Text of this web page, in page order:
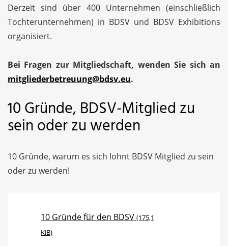
Derzeit sind über 400 Unternehmen (einschließlich
Tochterunternehmen) in BDSV und BDSV Exhibitions
organisiert.
Bei Fragen zur Mitgliedschaft, wenden Sie sich an
mitgliederbetreuung@bdsv.eu.
10 Gründe, BDSV-Mitglied zu
sein oder zu werden
10 Gründe, warum es sich lohnt BDSV Mitglied zu sein
oder zu werden!
10 Gründe für den BDSV (175,1
KiB)